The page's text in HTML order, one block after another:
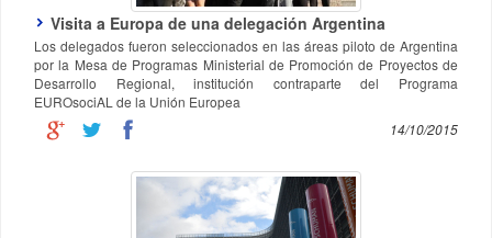
Visita a Europa de una delegación Argentina
Los delegados fueron seleccionados en las áreas piloto de Argentina
por la Mesa de Programas Ministerial de Promoción de Proyectos de
Desarrollo Regional, institución contraparte del Programa
EUROsociAL de la Unión Europea
14/10/2015